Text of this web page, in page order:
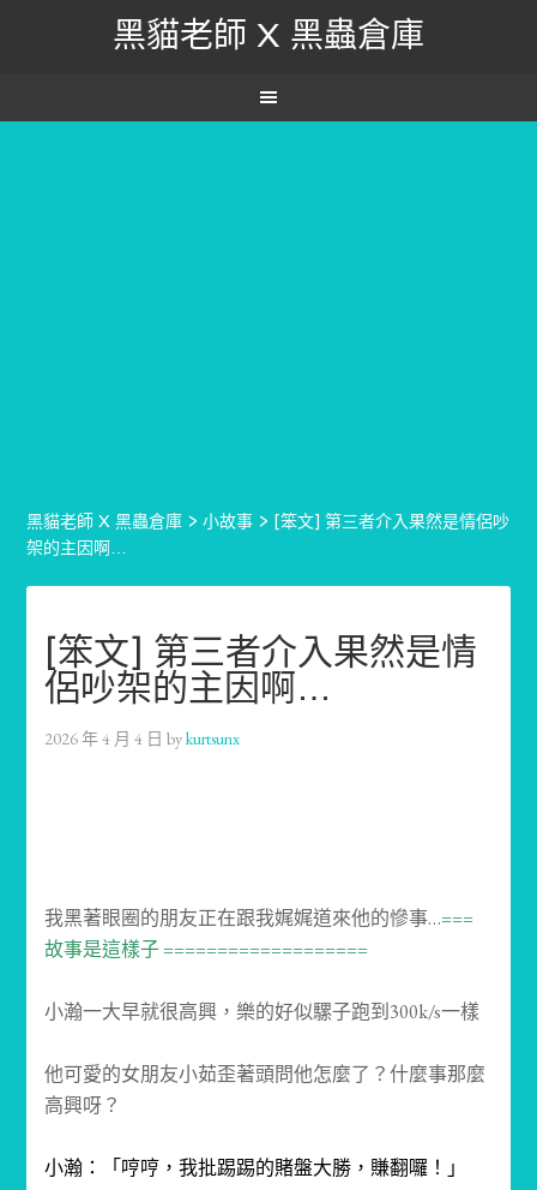
黑貓老師 X 黑蟲倉庫
黑貓老師 X 黑蟲倉庫 >小故事 > [笨文] 第三者介入果然是情侶吵
架的主因啊…
[笨文] 第三者介入果然是情
侶吵架的主因啊…
2026 年 4 月 4 日 bykurtsunx
我黑著眼圈的朋友正在跟我娓娓道來他的慘事…===
故事是這樣子 ===================
小瀚一大早就很高興，樂的好似騾子跑到300k/s一樣
他可愛的女朋友小茹歪著頭問他怎麼了？什麼事那麼
高興呀？
小瀚：「哼哼，我批踢踢的賭盤大勝，賺翻囉！」